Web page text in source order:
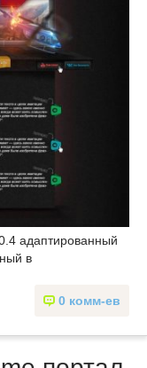
адаптированный
в
0 комм-ев